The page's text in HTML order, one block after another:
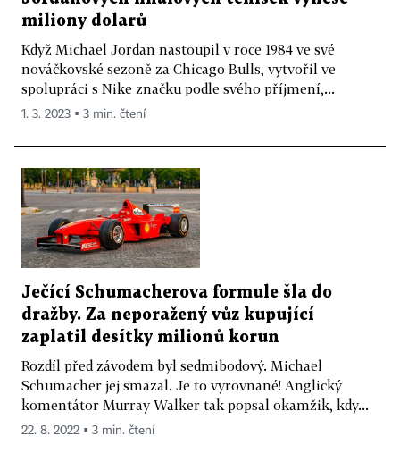
miliony dolarů
Když Michael Jordan nastoupil v roce 1984 ve své
nováčkovské sezoně za Chicago Bulls, vytvořil ve
spolupráci s Nike značku podle svého příjmení,...
1. 3. 2023 ▪ 3 min. čtení
Ječící Schumacherova formule šla do
dražby. Za neporažený vůz kupující
zaplatil desítky milionů korun
Rozdíl před závodem byl sedmibodový. Michael
Schumacher jej smazal. Je to vyrovnané! Anglický
komentátor Murray Walker tak popsal okamžik, kdy...
22. 8. 2022 ▪ 3 min. čtení